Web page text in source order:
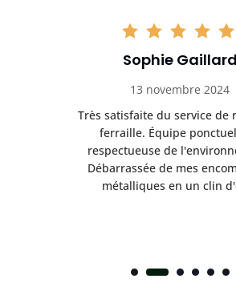
Sophie Gaillard
13 novembre 2024
Très satisfaite du service de
ferraille. Équipe
respectueuse de
Débarrassée de mes
métalliques en un clin